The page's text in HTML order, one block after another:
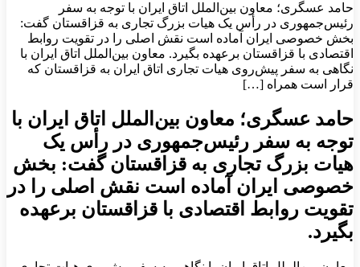
حامد عسگری؛ معاون بین‌الملل اتاق ایران با توجه به سفر
رئیس‌جمهوری در رأس یک هیات بزرگ تجاری به قزاقستان گفت:
بخش خصوصی ایران آماده است نقش اصلی را در تقویت روابط
اقتصادی با قزاقستان برعهده بگیرد. معاون بین‌الملل اتاق ایران با
نگاهی به سفر پیش‌روی هیات تجاری اتاق ایران به قزاقستان که
قرار است همراه […]
حامد عسگری؛ معاون بین‌الملل اتاق ایران با
توجه به سفر رئیس‌جمهوری در رأس یک
هیات بزرگ تجاری به قزاقستان گفت: بخش
خصوصی ایران آماده است نقش اصلی را در
تقویت روابط اقتصادی با قزاقستان برعهده
بگیرد.